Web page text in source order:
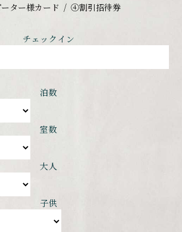
ター様カード
④割引招待券
チェックイン
泊数
室数
大人
子供